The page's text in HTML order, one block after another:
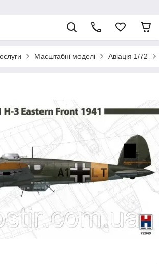
Масштабні моделі Авіація 1/72